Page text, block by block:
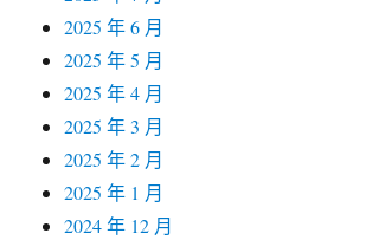
2025 年 6 月
2025 年 5 月
2025 年 4 月
2025 年 3 月
2025 年 2 月
2025 年 1 月
2024 年 12 月